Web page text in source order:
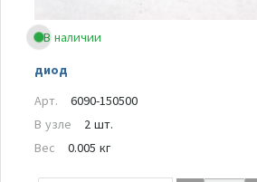
В наличии
диод
Арт.
6090-150500
В узле
2 шт.
Вес
0.005 кг